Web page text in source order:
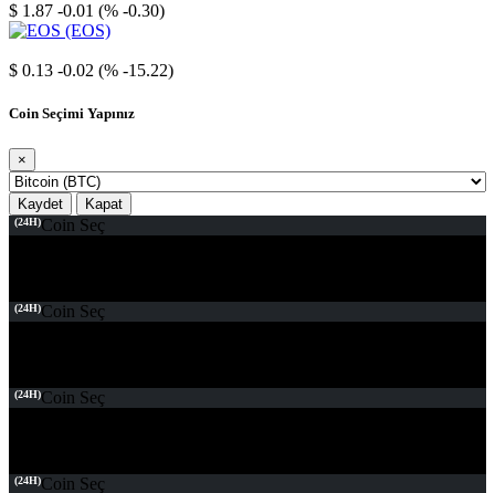
$ 1.87 -0.01 (% -0.30)
$ 0.13 -0.02 (% -15.22)
Coin Seçimi Yapınız
×
Kaydet Kapat
(24H)Coin Seç
(24H)Coin Seç
(24H)Coin Seç
(24H)Coin Seç